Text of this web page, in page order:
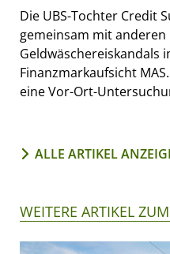
Die UBS-Tochter Credit
gemeinsam mit anderen
Geldwäschereiskandals
Finanzmarkaufsicht
eine Vor-Ort-
ALLE ARTIKEL
WEITERE ARTIKEL